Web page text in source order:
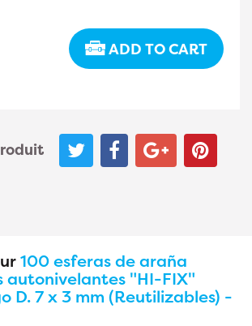
ADD TO CART
100 esferas de araña
autonivelantes "HI-FIX"
D. 7 x 3 mm (Reutilizables) -